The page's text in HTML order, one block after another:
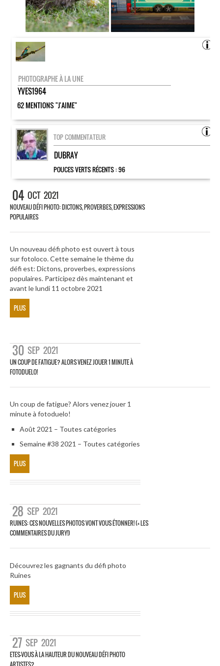
PHOTOGRAPHE À LA UNE
YVES1964
62 MENTIONS "J'AIME"
TOP COMMENTATEUR
DUBRAY
POUCES VERTS RÉCENTS :96
04 OCT 2021
NOUVEAU DÉFI PHOTO: DICTONS, PROVERBES, EXPRESSIONS
POPULAIRES
Un nouveau défi photo est ouvert à tous
sur fotoloco. Cette semaine le thème du
défi est: Dictons, proverbes, expressions
populaires. Participez dès maintenant et
avant le lundi 11 octobre 2021
PLUS
30 SEP 2021
UN COUP DE FATIGUE? ALORS VENEZ JOUER 1 MINUTE À
FOTODUELO!
Un coup de fatigue? Alors venez jouer 1
minute à fotoduelo!
Août 2021 – Toutes catégories
Semaine #38 2021 – Toutes catégories
PLUS
28 SEP 2021
RUINES: CES NOUVELLES PHOTOS VONT VOUS ÉTONNER! (+ LES
COMMENTAIRES DU JURY!)
Découvrez les gagnants du défi photo
Ruines
PLUS
27 SEP 2021
ETES-VOUS À LA HAUTEUR DU NOUVEAU DÉFI PHOTO
ARTISTES?